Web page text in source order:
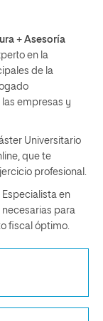
+ Asesoría
en la
de la
empresas y
Universitario
que te
profesional.
en
necesarias para
fiscal óptimo.